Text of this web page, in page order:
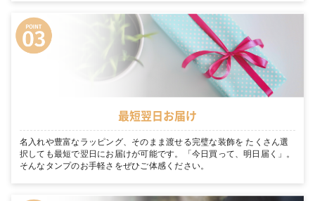
最短翌日お届け
名入れや豊富なラッピング、そのまま渡せる完璧な装飾を たくさん選
択しても最短で翌日にお届けが可能です。「今日買って、明日届く」。
そんなタンプのお手軽さをぜひご体感ください。